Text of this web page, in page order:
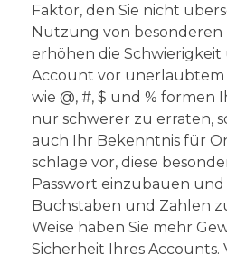
Faktor, den Sie nicht
Nutzung von besonderen
erhöhen die
Account vor unerlaubtem
wie @, #, $ und % formen
nur schwerer zu erraten,
auch Ihr Bekenntnis für
schlage vor, diese
Passwort einzubauen und
Buchstaben und Zahlen
Weise haben Sie mehr
Sicherheit Ihres Accounts.